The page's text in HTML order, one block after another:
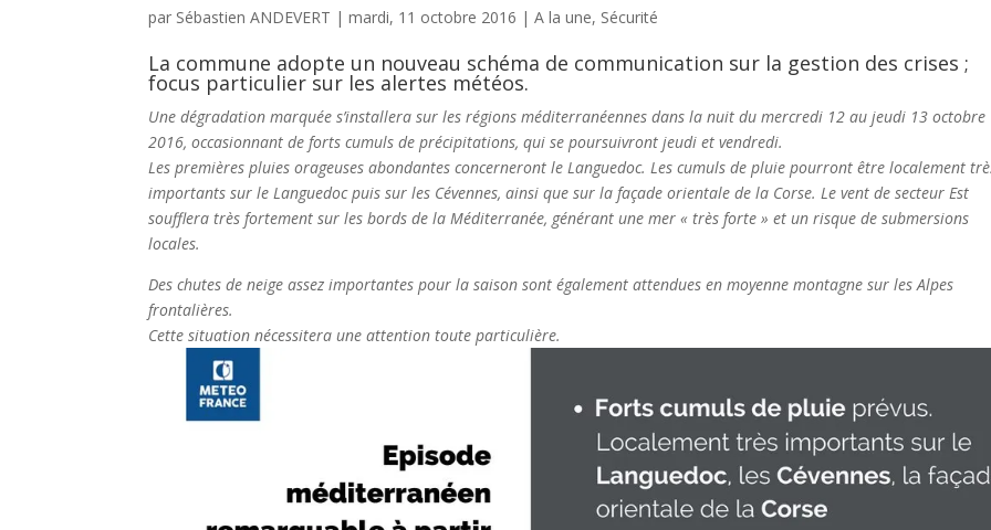
par Sébastien ANDEVERT |mardi, 11 octobre 2016 |A la une, Sécurité
La commune adopte un nouveau schéma de communication sur la gestion des crises ;
focus particulier sur les alertes météos.
Une dégradation marquée s’installera sur les régions méditerranéennes dans la nuit du mercredi 12 au jeudi 13 octobre
2016, occasionnant de forts cumuls de précipitations, qui se poursuivront jeudi et vendredi.
Les premières pluies orageuses abondantes concerneront le Languedoc. Les cumuls de pluie pourront être localement
importants sur le Languedoc puis sur les Cévennes, ainsi que sur la façade orientale de la Corse. Le vent de secteur Est
soufflera très fortement sur les bords de la Méditerranée, générant une mer « très forte » et un risque de submersions
locales.
Des chutes de neige assez importantes pour la saison sont également attendues en moyenne montagne sur les Alpes
frontalières.
Cette situation nécessitera une attention toute particulière.